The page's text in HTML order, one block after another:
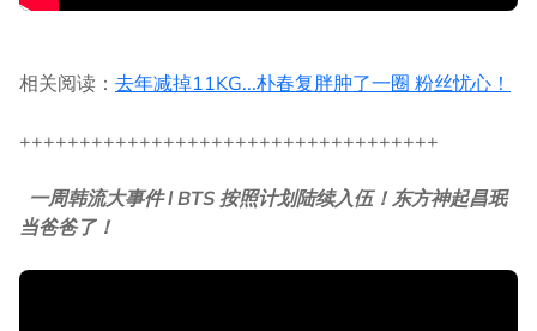
相关阅读： 去年减掉11KG...朴春复胖肿了一圈 粉丝忧心！
+++++++++++++++++++++++++++++++++++
一周韩流大事件 l BTS 按照计划陆续入伍！东方神起昌珉
当爸爸了！